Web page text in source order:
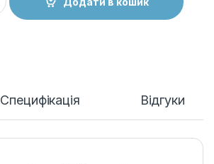
Специфікація Відгуки